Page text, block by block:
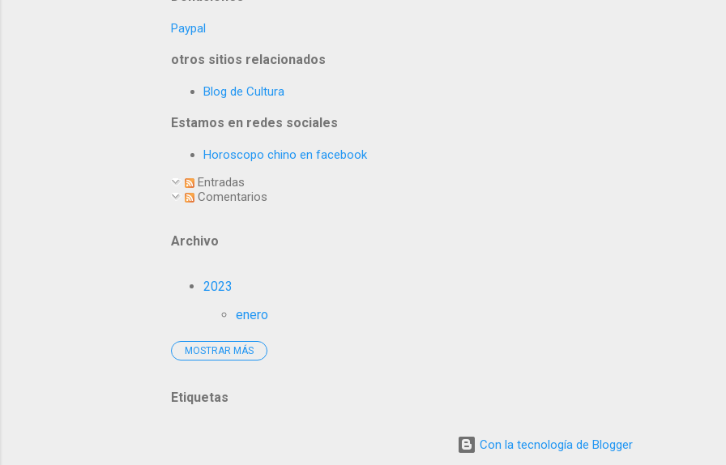
Paypal
otros sitios relacionados
Blog de Cultura
Estamos en redes sociales
Horoscopo chino en facebook
Entradas
Comentarios
Archivo
2023
enero
2021
MOSTRAR MÁS
Etiquetas
Con la tecnología de Blogger